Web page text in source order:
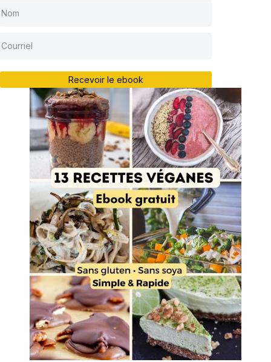
Recevoir le ebook